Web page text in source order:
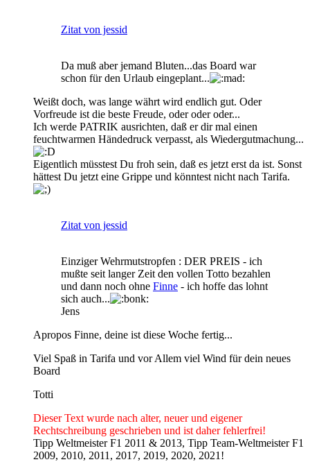
Zitat von jessid
Da muß aber jemand Bluten...das Board war
schon für den Urlaub eingeplant...
Weißt doch, was lange währt wird endlich gut. Oder
Vorfreude ist die beste Freude, oder oder oder...
Ich werde PATRIK ausrichten, daß er dir mal einen
feuchtwarmen Händedruck verpasst, als Wiedergutmachung...
Eigentlich müsstest Du froh sein, daß es jetzt erst da ist. Sonst
hättest Du jetzt eine Grippe und könntest nicht nach Tarifa.
Zitat von jessid
Einziger Wehrmutstropfen : DER PREIS - ich
mußte seit langer Zeit den vollen Totto bezahlen
und dann noch ohne Finne - ich hoffe das lohnt
sich auch...
Jens
Apropos Finne, deine ist diese Woche fertig...
Viel Spaß in Tarifa und vor Allem viel Wind für dein neues
Board
Totti
Dieser Text wurde nach alter, neuer und eigener
Rechtschreibung geschrieben und ist daher fehlerfrei!
Tipp Weltmeister F1 2011 & 2013, Tipp Team-Weltmeister F1
2009, 2010, 2011, 2017, 2019, 2020, 2021!